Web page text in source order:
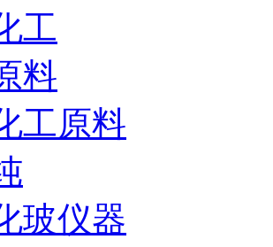
工
料
工原料
玻仪器